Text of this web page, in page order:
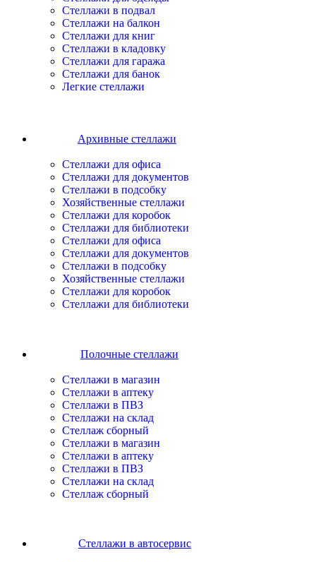
Стеллажи в подвал
Стеллажи на балкон
Стеллажи для книг
Стеллажи в кладовку
Стеллажи для гаража
Стеллажи для банок
Легкие стеллажи
Архивные стеллажи
Стеллажи для офиса
Стеллажи для документов
Стеллажи в подсобку
Хозяйственные стеллажи
Стеллажи для коробок
Стеллажи для библиотеки
Стеллажи для офиса
Стеллажи для документов
Стеллажи в подсобку
Хозяйственные стеллажи
Стеллажи для коробок
Стеллажи для библиотеки
Полочные стеллажи
Cтеллажи в магазин
Cтеллажи в аптеку
Cтеллажи в ПВЗ
Cтеллажи на склад
Стеллаж сборный
Cтеллажи в магазин
Cтеллажи в аптеку
Cтеллажи в ПВЗ
Cтеллажи на склад
Стеллаж сборный
Стеллажи в автосервис